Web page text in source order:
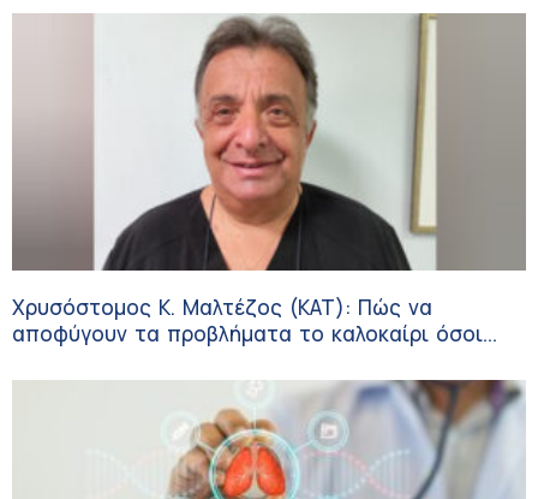
Χρυσόστομος Κ. Μαλτέζος (ΚΑΤ): Πώς να
αποφύγουν τα προβλήματα το καλοκαίρι όσοι